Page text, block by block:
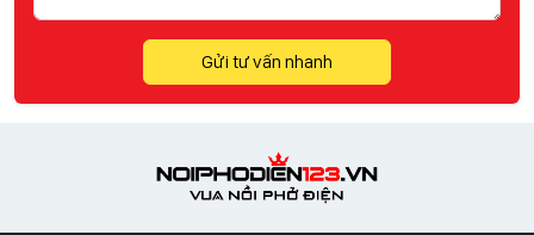
Gửi tư vấn nhanh